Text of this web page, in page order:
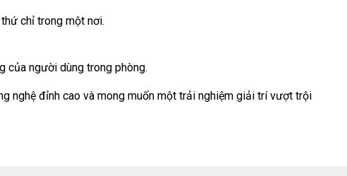
chỉ trong một nơi.
của người dùng trong phòng.
nghệ đỉnh cao và mong muốn một trải nghiệm giải trí vượt trội